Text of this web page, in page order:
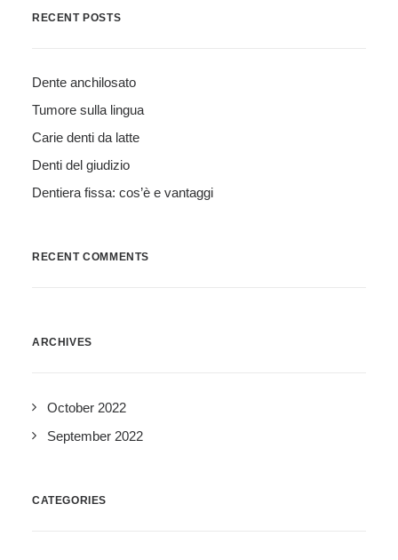
RECENT POSTS
Dente anchilosato
Tumore sulla lingua
Carie denti da latte
Denti del giudizio
Dentiera fissa: cos’è e vantaggi
RECENT COMMENTS
ARCHIVES
October 2022
September 2022
CATEGORIES